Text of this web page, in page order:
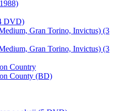
DVD)
Gran Torino, Invictus) (3
Gran Torino, Invictus) (3
Country
County (BD)